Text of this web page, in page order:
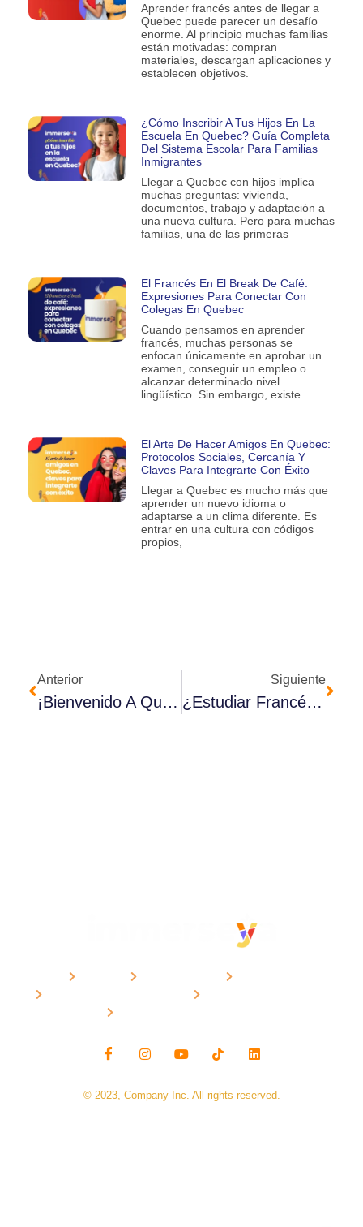
Aprender francés antes de llegar a
Quebec puede parecer un desafío
enorme. Al principio muchas familias
están motivadas: compran
materiales, descargan aplicaciones y
establecen objetivos.
¿Cómo Inscribir A Tus Hijos En La
Escuela En Quebec? Guía Completa
Del Sistema Escolar Para Familias
Inmigrantes
Llegar a Quebec con hijos implica
muchas preguntas: vivienda,
documentos, trabajo y adaptación a
una nueva cultura. Pero para muchas
familias, una de las primeras
El Francés En El Break De Café:
Expresiones Para Conectar Con
Colegas En Quebec
Cuando pensamos en aprender
francés, muchas personas se
enfocan únicamente en aprobar un
examen, conseguir un empleo o
alcanzar determinado nivel
lingüístico. Sin embargo, existe
El Arte De Hacer Amigos En Quebec:
Protocolos Sociales, Cercanía Y
Claves Para Integrarte Con Éxito
Llegar a Quebec es mucho más que
aprender un nuevo idioma o
adaptarse a un clima diferente. Es
entrar en una cultura con códigos
propios,
Anterior
¡Bienvenido A Quebec! ¿Y Ahora Qué? Esto Es Lo Primero Que Debes Hacer Al Llegar
Siguiente
¿Estudiar Francés En Línea Funciona? Descubre Las Ventajas Y Desafíos
© 2023, Company Inc. All rights reserved.